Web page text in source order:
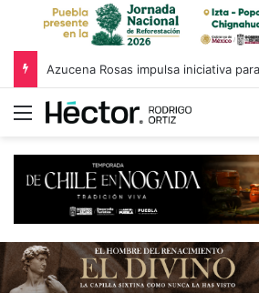
Menú